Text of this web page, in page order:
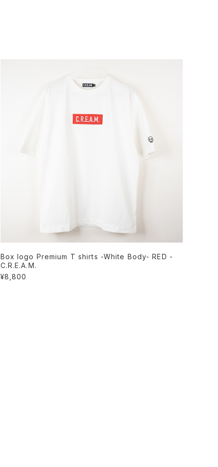
Box logo Premium T shirts -White Body- RED -
C.R.E.A.M.
¥8,800